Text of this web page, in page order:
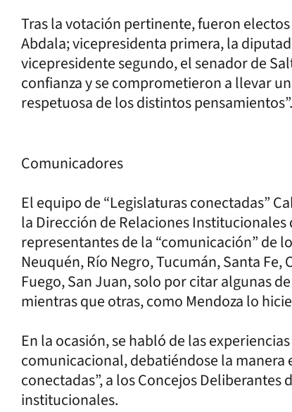
Tras la votación pertinente, fueron
Abdala; vicepresidenta primera, la
vicepresidente segundo, el senador de
confianza y se comprometieron a llevar
respetuosa de los distintos pensamientos”.
Comunicadores
El equipo de “Legislaturas conectadas”
la Dirección de Relaciones
representantes de la “comunicación” de
Neuquén, Río Negro, Tucumán, Santa
Fuego, San Juan, solo por citar algunas
mientras que otras, como Mendoza lo
En la ocasión, se habló de las
comunicacional, debatiéndose la manera
conectadas”, a los Concejos
institucionales.